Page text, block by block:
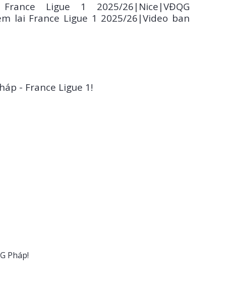
Ligue 1 2025/26 |Nice|VĐQG
lai France Ligue 1 2025/26|Video ban
- France Ligue 1!
Pháp!